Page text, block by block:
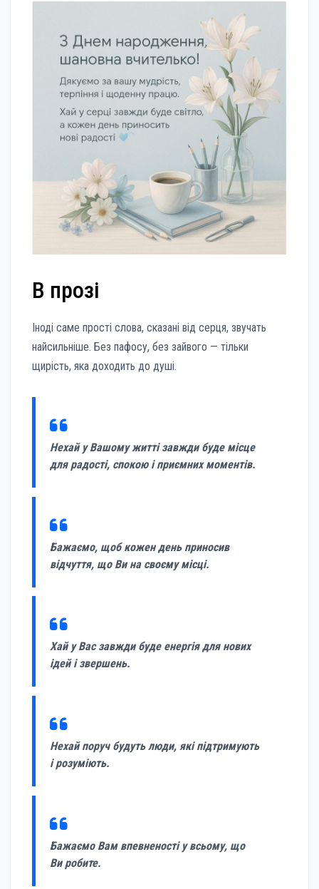
В прозі
Іноді саме прості слова, сказані від серця, звучать
найсильніше. Без пафосу, без зайвого — тільки
щирість, яка доходить до душі.
Нехай у Вашому житті завжди буде місце
для радості, спокою і приємних моментів.
Бажаємо, щоб кожен день приносив
відчуття, що Ви на своєму місці.
Хай у Вас завжди буде енергія для нових
ідей і звершень.
Нехай поруч будуть люди, які підтримують
і розуміють.
Бажаємо Вам впевненості у всьому, що
Ви робите.